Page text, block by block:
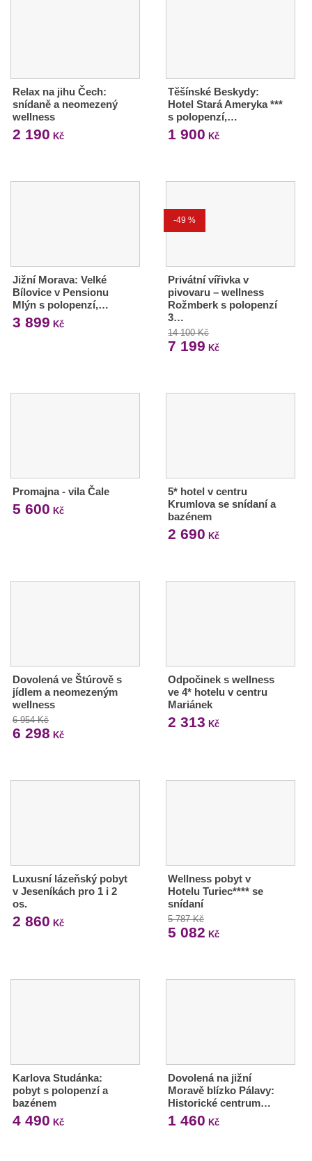
Relax na jihu Čech:
snídaně a neomezený
wellness
2 190 Kč
Těšínské Beskydy:
Hotel Stará Ameryka ***
s polopenzí,…
1 900 Kč
Jižní Morava: Velké
Bílovice v Pensionu
Mlýn s polopenzí,…
3 899 Kč
-49 %
Privátní vířivka v
pivovaru – wellness
Rožmberk s polopenzí
3…
14 100 Kč
7 199 Kč
Promajna - vila Čale
5 600 Kč
5* hotel v centru
Krumlova se snídaní a
bazénem
2 690 Kč
Dovolená ve Štúrově s
jídlem a neomezeným
wellness
6 954 Kč
6 298 Kč
Odpočinek s wellness
ve 4* hotelu v centru
Mariánek
2 313 Kč
Luxusní lázeňský pobyt
v Jeseníkách pro 1 i 2
os.
2 860 Kč
Wellness pobyt v
Hotelu Turiec**** se
snídaní
5 787 Kč
5 082 Kč
Karlova Studánka:
pobyt s polopenzí a
bazénem
4 490 Kč
Dovolená na jižní
Moravě blízko Pálavy:
Historické centrum…
1 460 Kč